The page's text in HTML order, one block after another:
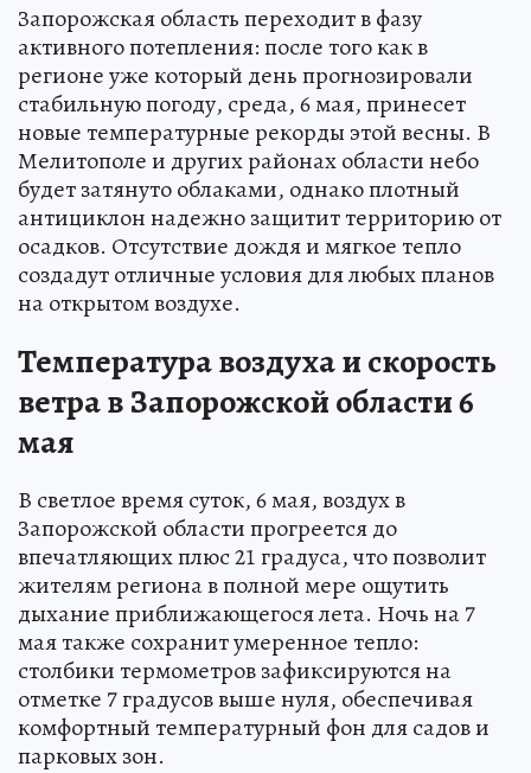
Запорожская область переходит в фазу
активного потепления: после того как в
регионе уже который день прогнозировали
стабильную погоду, среда, 6 мая, принесет
новые температурные рекорды этой весны. В
Мелитополе и других районах области небо
будет затянуто облаками, однако плотный
антициклон надежно защитит территорию от
осадков. Отсутствие дождя и мягкое тепло
создадут отличные условия для любых планов
на открытом воздухе.
Температура воздуха и скорость
ветра в Запорожской области 6
мая
В светлое время суток, 6 мая, воздух в
Запорожской области прогреется до
впечатляющих плюс 21 градуса, что позволит
жителям региона в полной мере ощутить
дыхание приближающегося лета. Ночь на 7
мая также сохранит умеренное тепло:
столбики термометров зафиксируются на
отметке 7 градусов выше нуля, обеспечивая
комфортный температурный фон для садов и
парковых зон.